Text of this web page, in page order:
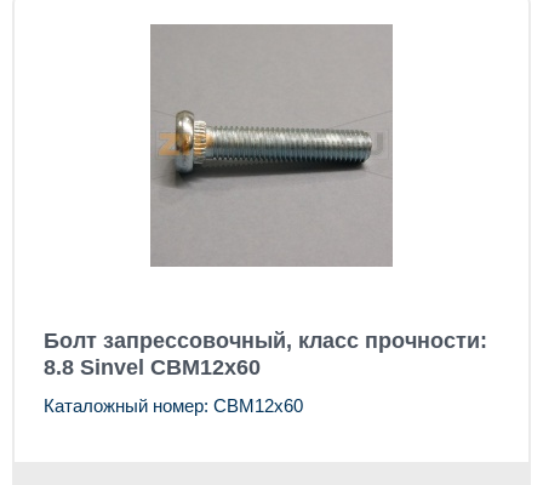
Болт запрессовочный, класс прочности:
8.8 Sinvel CBM12x60
Каталожный номер: CBM12x60